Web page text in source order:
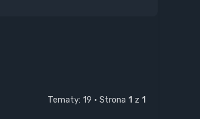
Tematy: 19 • Strona 1 z 1